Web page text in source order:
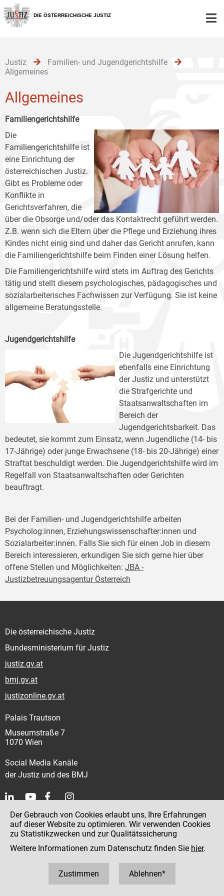
Zur
Hauptnavigation
[1]
Zum
Inhalt
[2]
Zum
Untermenü
[3]
DIE ÖSTERREICHISCHE JUSTIZ
Justiz
Familien- und Jugendgerichtshilfe
Allgemeines
Allgemeines
Familiengerichtshilfe
Die
Familiengerichtshilfe ist
eine Einrichtung der
österreichischen Justiz.
Gibt es Probleme oder
Konflikte in
Gerichtsverfahren, die
über die Obsorge und/oder das Kontaktrecht geführt werden.
Z.B. wenn sich die Eltern über die Pflege und Erziehung ihres
Kindes nicht einig sind und daher das Gericht anrufen, kann
die Familiengerichtshilfe beim Finden einer Lösung helfen.
Die Familiengerichtshilfe wird stets im Auftrag des Gerichts
tätig und stellt diesem psychologisches, pädagogisches und
sozialarbeiterisches Fachwissen zur Verfügung. Sie ist keine
allgemeine Beratungsstelle.
Jugendgerichtshilfe
Die Jugendgerichtshilfe ist
ebenfalls eine Einrichtung
der Justiz und unterstützt
die Strafgerichte und
Staatsanwaltschaften im
Bereich der
Jugendgerichtsbarkeit. Das
bedeutet, sie kommt zum Einsatz, wenn Jugendliche (14- bis
17-Jährige) oder junge Erwachsene (18- bis 20-Jährige) einer
Straftat beschuldigt werden. Die Jugendgerichtshilfe wird im
Regelfall von Staatsanwaltschaften oder Gerichten
beauftragt.
Bei der Familien- und Jugendgerichtshilfe arbeiten
Psycholog:innen, Erziehungswissenschafter:innen und
Sozialarbeiter:innen. Falls Sie sich für einen Job in diesem
Bereich interessieren, erkundigen Sie sich gerne hier über
offene Stellen und Möglichkeiten: JBA -
Justizbetreuungsagentur Österreich
Die österreichische Justiz
Bundesministerium für Justiz
justiz.gv.at
bmj.gv.at
justizonline.gv.at
Palais Trautson
Museumstraße 7
1070 Wien
Social Media Kanäle
der Justiz und des BMJ
Kontakt
Impressum
Datenschutz
Hinweisgeber:innenplattform (für Mitarbeiter:innen)
Der Gebrauch von Cookies erlaubt uns, Ihre Erfahrungen
auf dieser Website zu optimieren. Wir verwenden Cookies
zu Statistikzwecken und zur Qualitätssicherung
Weitere Informationen zum Datenschutz finden Sie hier.
Zustimmen Ablehnen*